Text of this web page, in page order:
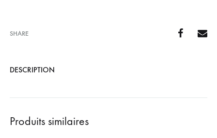
SHARE
DESCRIPTION
Produits similaires